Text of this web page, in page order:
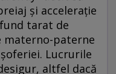
şi acceleraţie
tarat de
materno-paterne
Lucrurile
altfel dacă